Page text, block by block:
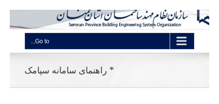
Go to...
* راهنمای سامانه سپامک